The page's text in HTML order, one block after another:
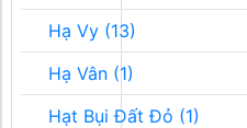
Hạ Vy (13)
Hạ Vân (1)
Hạt Bụi Đất Đỏ (1)